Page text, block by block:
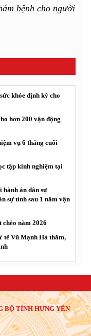
bệnh cho người
khỏe định kỳ cho
hơn 200 vận động
vụ 6 tháng cuối
tập kinh nghiệm tại
hành án dân sự
sự tỉnh sau 1 năm vận
năm 2026
Vũ Mạnh Hà thăm,
BỘ TỈNH HƯNG YÊN